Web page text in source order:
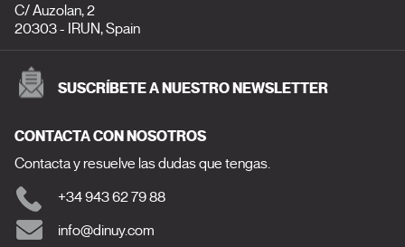
C/ Auzolan, 2
20303 - IRUN, Spain
SUSCRÍBETE A NUESTRO NEWSLETTER
CONTACTA CON NOSOTROS
Contacta y resuelve las dudas que tengas.
+34 943 62 79 88
info@dinuy.com